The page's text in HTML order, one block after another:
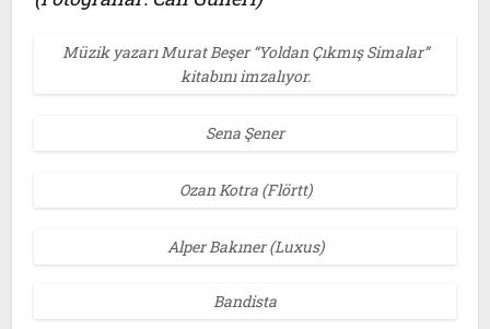
Müzik yazarı Murat Beşer “Yoldan Çıkmış Simalar”
kitabını imzalıyor.
Sena Şener
Ozan Kotra (Flörtt)
Alper Bakıner (Luxus)
Bandista